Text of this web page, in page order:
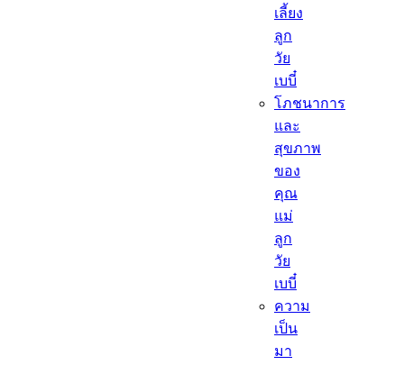
เลี้ยง
ลูก
วัย
เบบี๋
โภชนาการ
และ
สุขภาพ
ของ
คุณ
แม่
ลูก
วัย
เบบี๋
ความ
เป็น
มา